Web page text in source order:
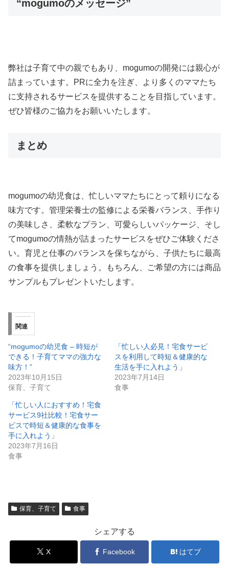
“mogumoのメッセージ”
弊社は子育て中の親でもあり、mogumoの開発には親心が
詰まっています。PRに全力を注ぎ、より多くのママたち
に支持されるサービスを提供することを目指しています。
ぜひ皆様のご協力をお願いいたします。
まとめ
mogumoの幼児食は、忙しいママたちにとって頼りになる
味方です。管理栄養士の監修による栄養バランス、手作り
の美味しさ、柔軟なプラン、可愛らしいパッケージ、そし
てmogumoの情熱が詰まったサービスをぜひご体験くださ
い。育児と仕事のバランスを保ちながら、子供たちに最高
の食事を提供しましょう。もちろん、ご希望の方には商品
サンプルもプレゼントいたします。
関連
“mogumoの幼児食 – 時短が
できる！子育てママの強力な
味方！”
2023年10月15日
保育、子育て
「忙しい人必見！宅食サービ
スを利用して時短＆健康的な
生活を手に入れよう」
2023年7月14日
食事
「忙しい人におすすめ！宅食
サービス9社比較！宅食サー
ビスで時短＆健康的な食事を
手に入れよう」
2023年7月16日
食事
保育、子育て 食事
シェアする
X Facebook はてブ